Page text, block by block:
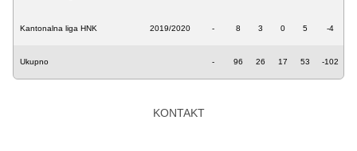
Kantonalna liga HNK 2019/2020 - 8 3 0 5 -4
Ukupno - 96 26 17 53 -102
KONTAKT